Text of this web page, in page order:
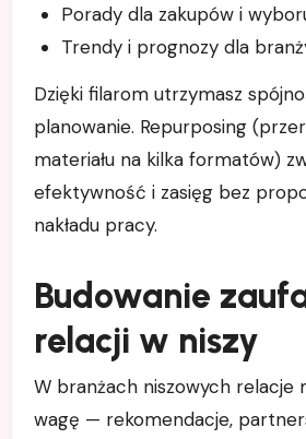
Porady dla zakupów i
Trendy i prognozy dla
Dzięki filarom utrzymasz
planowanie. Repurposing
materiału na kilka formatów)
efektywność i zasięg bez
nakładu pracy.
Budowanie
relacji w niszy
W branżach niszowych relacje
wagę — rekomendacje,